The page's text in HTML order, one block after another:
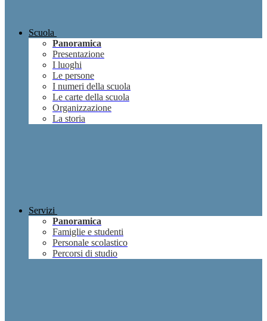
Scuola
Panoramica
Presentazione
I luoghi
Le persone
I numeri della scuola
Le carte della scuola
Organizzazione
La storia
Servizi
Panoramica
Famiglie e studenti
Personale scolastico
Percorsi di studio